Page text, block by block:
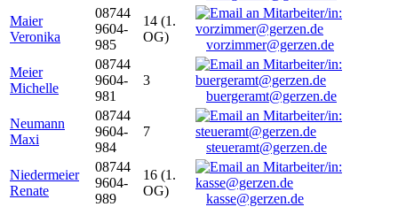
Maier
Veronika
08744
9604-
985
14 (1.
OG)
vorzimmer@gerzen.de
Meier
Michelle
08744
9604-
981
3
buergeramt@gerzen.de
Neumann
Maxi
08744
9604-
984
7
steueramt@gerzen.de
Niedermeier
Renate
08744
9604-
989
16 (1.
OG)
kasse@gerzen.de